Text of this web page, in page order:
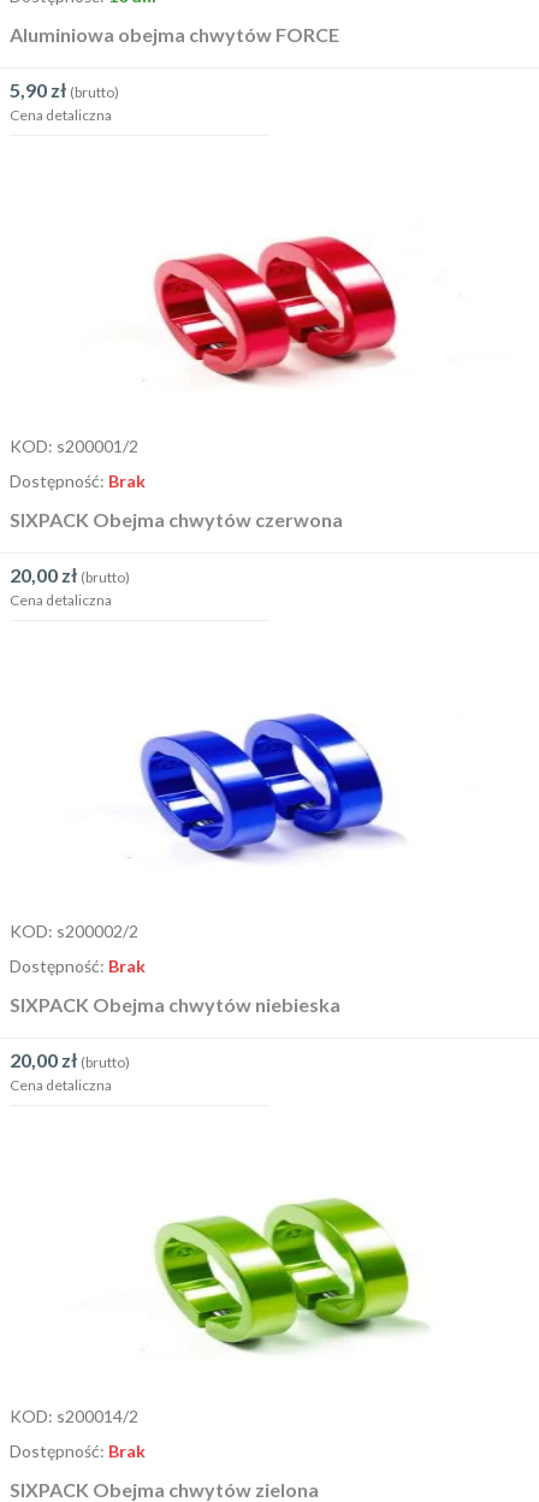
Aluminiowa obejma chwytów FORCE
5,90 zł (brutto)
Cena detaliczna
KOD: s200001/2
Dostępność: Brak
SIXPACK Obejma chwytów czerwona
20,00 zł (brutto)
Cena detaliczna
KOD: s200002/2
Dostępność: Brak
SIXPACK Obejma chwytów niebieska
20,00 zł (brutto)
Cena detaliczna
KOD: s200014/2
Dostępność: Brak
SIXPACK Obejma chwytów zielona